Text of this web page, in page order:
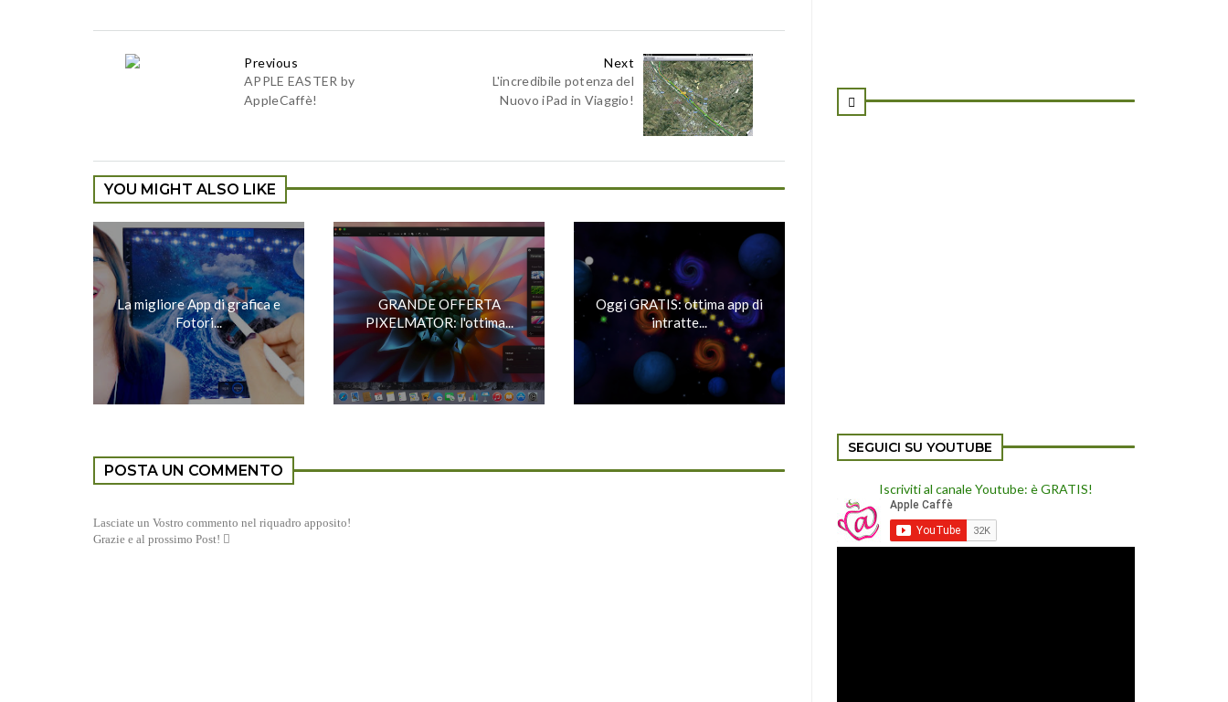
Next
L'incredibile potenza del
Nuovo iPad in Viaggio!
Previous
APPLE EASTER by
AppleCaffè!
YOU MIGHT ALSO LIKE
La migliore App di grafica e
Fotori...
GRANDE OFFERTA
PIXELMATOR: l'ottima...
Oggi GRATIS: ottima app di
intratte...
POSTA UN COMMENTO
Lasciate un Vostro commento nel riquadro apposito!
Grazie e al prossimo Post! 

SEGUICI SU YOUTUBE
Iscriviti al canale Youtube: è GRATIS!